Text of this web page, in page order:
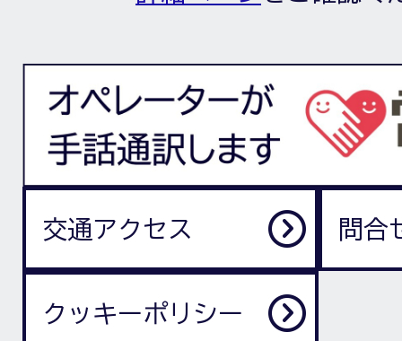
交通アクセス 問合
クッキーポリシー